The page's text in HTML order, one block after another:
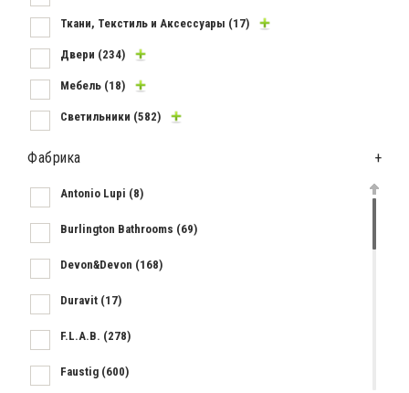
Ткани, Текстиль и Аксессуары (17)
Двери (234)
Мебель (18)
Светильники (582)
Фабрика +
Antonio Lupi (8)
Burlington Bathrooms (69)
Devon&Devon (168)
Duravit (17)
F.L.A.B. (278)
Faustig (600)